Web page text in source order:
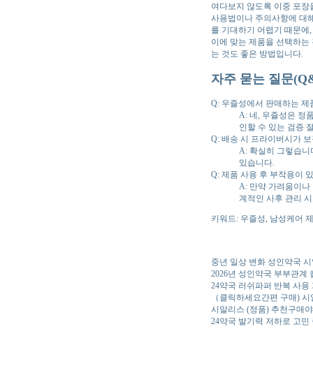
여다보지 않도록 이중 포
사용법이나 주의사항에 대
를 기대하기 어렵기 때문
이에 맞는 제품을 선택하
는 것도 좋은 방법입니다.
자주 묻는 질문
Q: 우즐성에서 판매하는 제
A: 네, 우즐성은 정
인할 수 있는 검증
Q: 배송 시 프라이버시가
A: 확실히 그렇습
있습니다.
Q: 제품 사용 후 부작용이
A: 만약 가려움이
계적인 사후 관리
키워드: 우즐성, 남성케어
중년 일상 변화 성인약국
2026년 성인약국 부부관계
24약국 러쉬파퍼 반복 사용
（클릭하세요간편 구매)
시알리스 (정품) 추천구매
24약국 발기력 저하로 고